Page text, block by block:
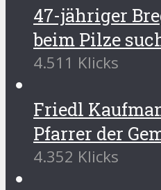
47-jähriger
beim Pilze
4.511 Klicks
Friedl
Pfarrer der
4.352 Klicks